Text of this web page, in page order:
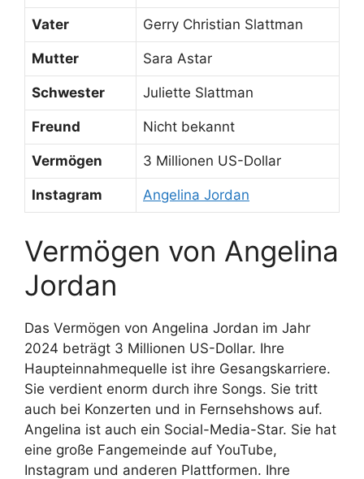
Vater Gerry Christian Slattman
Mutter Sara Astar
Schwester Juliette Slattman
Freund Nicht bekannt
Vermögen 3 Millionen US-Dollar
Instagram Angelina Jordan
Vermögen von Angelina
Jordan
Das Vermögen von Angelina Jordan im Jahr
2024 beträgt 3 Millionen US-Dollar. Ihre
Haupteinnahmequelle ist ihre Gesangskarriere.
Sie verdient enorm durch ihre Songs. Sie tritt
auch bei Konzerten und in Fernsehshows auf.
Angelina ist auch ein Social-Media-Star. Sie hat
eine große Fangemeinde auf YouTube,
Instagram und anderen Plattformen. Ihre